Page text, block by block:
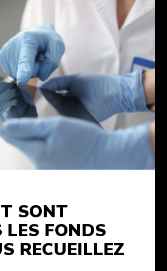
SONT
LES FONDS
RECUEILLEZ